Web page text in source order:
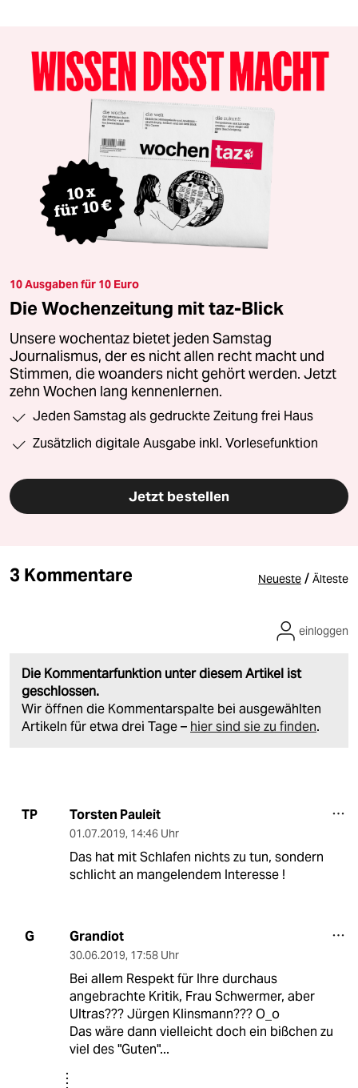
10 Ausgaben für 10 Euro
Die Wochenzeitung mit taz-Blick
Unsere wochentaz bietet jeden Samstag
Journalismus, der es nicht allen recht macht und
Stimmen, die woanders nicht gehört werden. Jetzt
zehn Wochen lang kennenlernen.
Jeden Samstag als gedruckte Zeitung frei Haus
Zusätzlich digitale Ausgabe inkl. Vorlesefunktion
Jetzt bestellen
3 Kommentare Neueste / Älteste
Die Kommentarfunktion unter diesem Artikel ist
geschlossen.
Wir öffnen die Kommentarspalte bei ausgewählten
Artikeln für etwa drei Tage – hier sind sie zu finden.
einloggen
TP Torsten Pauleit
01.07.2019, 14:46 Uhr
Das hat mit Schlafen nichts zu tun, sondern
schlicht an mangelendem Interesse !
G Grandiot
30.06.2019, 17:58 Uhr
Bei allem Respekt für Ihre durchaus
angebrachte Kritik, Frau Schwermer, aber
Ultras??? Jürgen Klinsmann??? O_o
Das wäre dann vielleicht doch ein bißchen zu
viel des "Guten"...